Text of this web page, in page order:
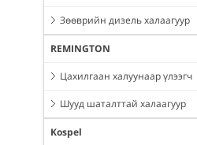
Зөөврийн дизель халаагуур
REMINGTON
Цахилгаан халуунаар үлээгч
Шууд шаталттай халаагуур
Kospel